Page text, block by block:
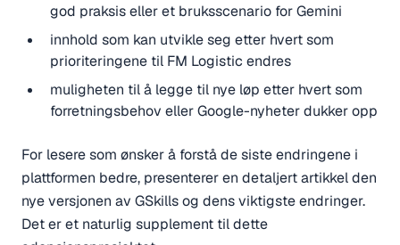
god praksis eller et bruksscenario for Gemini
innhold som kan utvikle seg etter hvert som
prioriteringene til FM Logistic endres
muligheten til å legge til nye løp etter hvert som
forretningsbehov eller Google-nyheter dukker opp
For lesere som ønsker å forstå de siste endringene i
plattformen bedre, presenterer en detaljert artikkel den
nye versjonen av GSkills og dens viktigste endringer.
Det er et naturlig supplement til dette